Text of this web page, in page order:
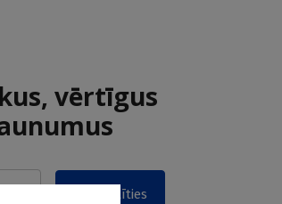
vērtīgus
Pierakstīties